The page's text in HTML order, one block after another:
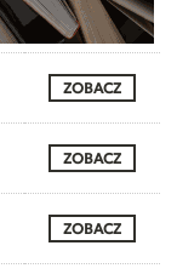
ZOBACZ
ZOBACZ
ZOBACZ